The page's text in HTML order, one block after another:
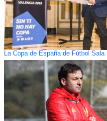
La Copa de España de Fútbol